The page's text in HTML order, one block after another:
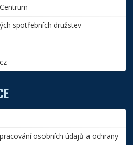
spotřebních družstev
osobních údajů a ochrany